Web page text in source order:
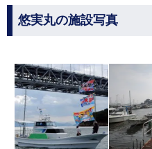
悠実丸の施設写真